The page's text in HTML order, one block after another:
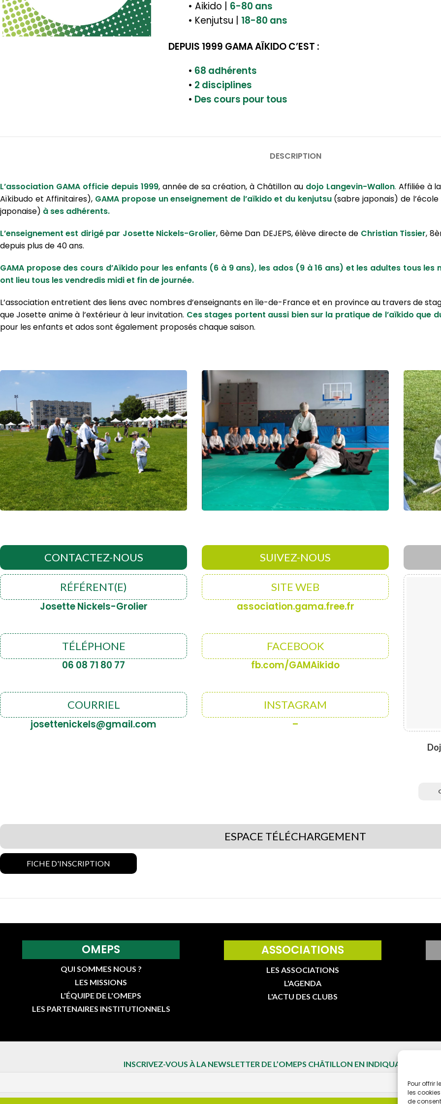
Pour offrir
les
de
• Aikido | 6-80 ans
• Kenjutsu | 18-80 ans
DEPUIS 1999 GAMA AÏKIDO C’EST :
• 68 adhérents
• 2 disciplines
• Des cours pour tous
DESCRIPTION
L’association GAMA officie depuis 1999, année de sa création, à Châtillon au dojo Langevin-Wallon. Affiliée à la
Aïkibudo et Affinitaires), GAMA propose un enseignement de l’aïkido et du kenjutsu(sabre japonais) de
japonaise) à ses adhérents.
L’enseignement est dirigé par Josette Nickels-Grolier, 6ème Dan DEJEPS, élève directe de Christian Tissier,
depuis plus de 40 ans.
GAMA propose des cours d’Aïkido pour les enfants (6 à 9 ans), les ados (9 à 16 ans) et les adultes tous les
ont lieu tous les vendredis midi et fin de journée.
L’association entretient des liens avec nombres d’enseignants en île-de-France et en province au travers de
que Josette anime à l’extérieur à leur invitation. Ces stages portent aussi bien sur la pratique de l’aïkido que
pour les enfants et ados sont également proposés chaque saison.
CONTACTEZ-NOUS
RÉFÉRENT(E)
Josette Nickels-Grolier
TÉLÉPHONE
06 08 71 80 77
COURRIEL
josettenickels@gmail.com
SUIVEZ-NOUS
SITE WEB
association.gama.free.fr
FACEBOOK
fb.com/GAMAikido
INSTAGRAM
–
ESPACE TÉLÉCHARGEMENT
FICHE D'INSCRIPTION
OMEPS
QUI SOMMES NOUS ?
LES MISSIONS
L'ÉQUIPE DE L'OMEPS
LES PARTENAIRES INSTITUTIONNELS
ASSOCIATIONS
LES ASSOCIATIONS
L'AGENDA
L'ACTU DES CLUBS
INSCRIVEZ-VOUS À LA NEWSLETTER DE L’OMEPS CHÂTILLON EN INDIQUANT VOTRE